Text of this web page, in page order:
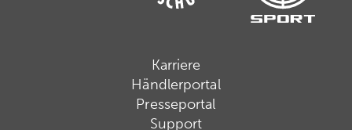
Karriere
Händlerportal
Presseportal
Support